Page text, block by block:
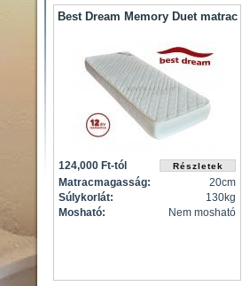
Best Dream Memory Duet matrac
124,000 Ft-tól
Matracmagasság:
20cm
Súlykorlát:
130kg
Mosható:
Nem mosható